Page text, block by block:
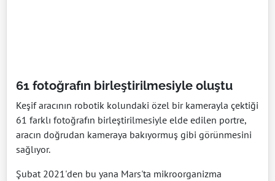
61 fotoğrafın birleştirilmesiyle oluştu
Keşif aracının robotik kolundaki özel bir kamerayla çektiği
61 farklı fotoğrafın birleştirilmesiyle elde edilen portre,
aracın doğrudan kameraya bakıyormuş gibi görünmesini
sağlıyor.
Şubat 2021'den bu yana Mars'ta mikroorganizma